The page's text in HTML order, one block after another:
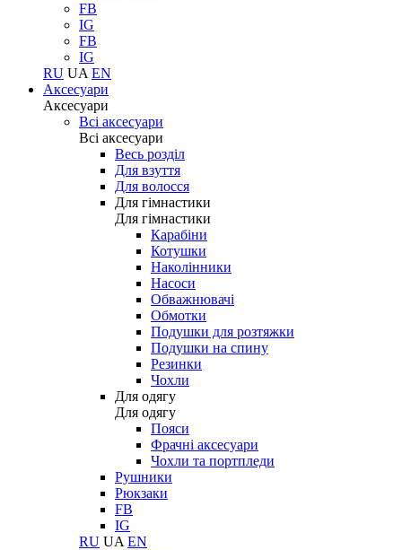
FB
IG
FB
IG
RU UA EN
Аксесуари
Аксесуари
Всі аксесуари
Всі аксесуари
Весь розділ
Для взуття
Для волосся
Для гімнастики
Для гімнастики
Карабіни
Котушки
Наколінники
Насоси
Обважнювачі
Обмотки
Подушки для розтяжки
Подушки на спину
Резинки
Чохли
Для одягу
Для одягу
Пояси
Фрачні аксесуари
Чохли та портпледи
Рушники
Рюкзаки
FB
IG
RU UA EN